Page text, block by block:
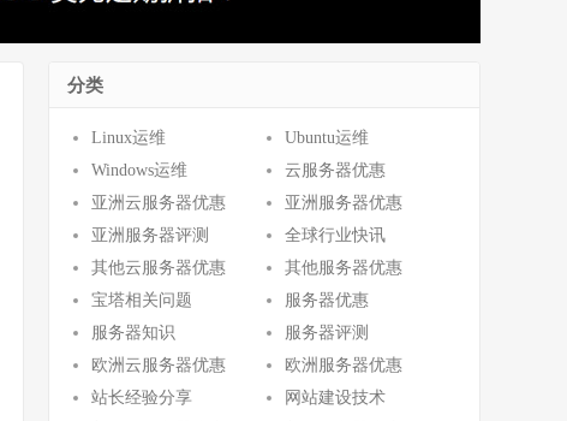
分类
Linux运维
Ubuntu运维
Windows运维
云服务器优惠
亚洲云服务器优惠
亚洲服务器优惠
亚洲服务器评测
全球行业快讯
其他云服务器优惠
其他服务器优惠
宝塔相关问题
服务器优惠
服务器知识
服务器评测
欧洲云服务器优惠
欧洲服务器优惠
站长经验分享
网站建设技术